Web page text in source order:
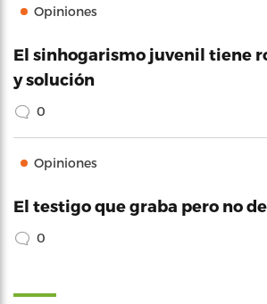
Opiniones
El sinhogarismo juvenil tiene
y solución
0
Opiniones
El testigo que graba pero no
0